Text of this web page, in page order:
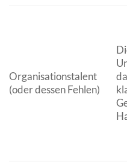
Organisationstalent
(oder dessen Fehlen)